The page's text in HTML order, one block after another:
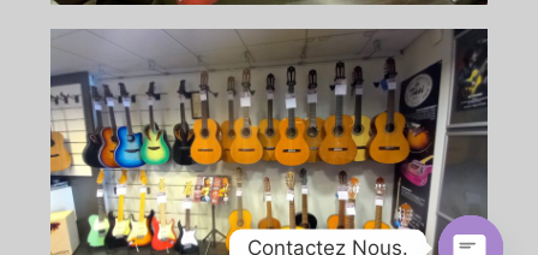
Contactez Nous.